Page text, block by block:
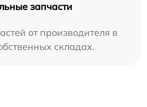
запчасти
от производителя в
складах.